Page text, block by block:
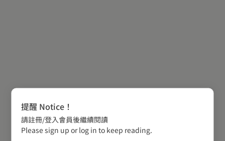
提醒 Notice！
請註冊/登入會員後繼續閱讀
Please sign up or log in to keep reading.